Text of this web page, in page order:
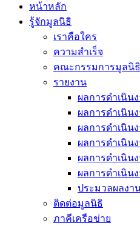
หน้าหลัก
รู้จักมูลนิธิ
เราคือใคร
ความสำเร็จ
คณะกรรมการมูลนิ
รายงาน
ผลการดำเนิน
ผลการดำเนิน
ผลการดำเนิน
ผลการดำเนิน
ผลการดำเนิน
ผลการดำเนิน
ประมวลผลงา
ติดต่อมูลนิธิ
ภาคีเครือข่าย